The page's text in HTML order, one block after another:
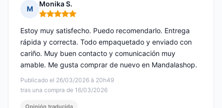
M
Monika S.
Nota: 5 de 5
Publicado el 26/03/2026 à 20h49
tras una compra de 16/03/2026
Estoy muy satisfecho. Puedo recomendarlo. Entrega
rápida y correcta. Todo empaquetado y enviado con
cariño. Muy buen contacto y comunicación muy
amable. Me gusta comprar de nuevo en Mandalashop.
Opinión traducida